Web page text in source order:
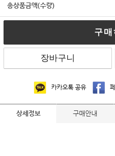
총상품금액(수량)
구매
장바구니
카카오톡 공유
상세정보 구매안내